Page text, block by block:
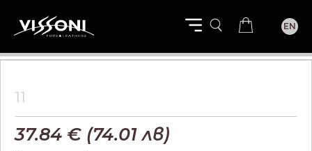
EN
11
37.84 € (74.01 лв)